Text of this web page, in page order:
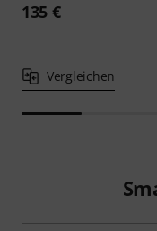
135 €
Vergleichen